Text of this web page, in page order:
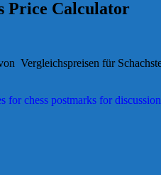
Price Calculator
Vergleichspreisen für
chess postmarks for